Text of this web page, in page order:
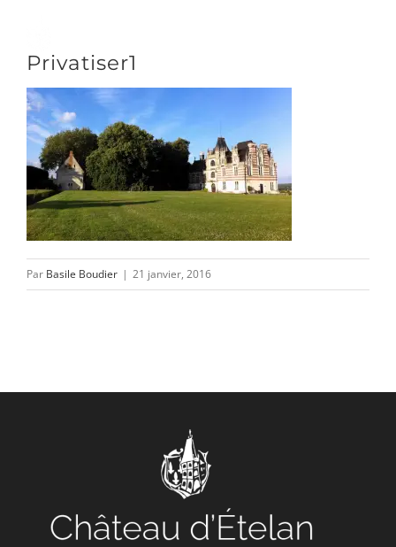
contenu
VENIR
NOUS SUIVRE
Privatiser1
Par Basile Boudier | 21 janvier, 2016